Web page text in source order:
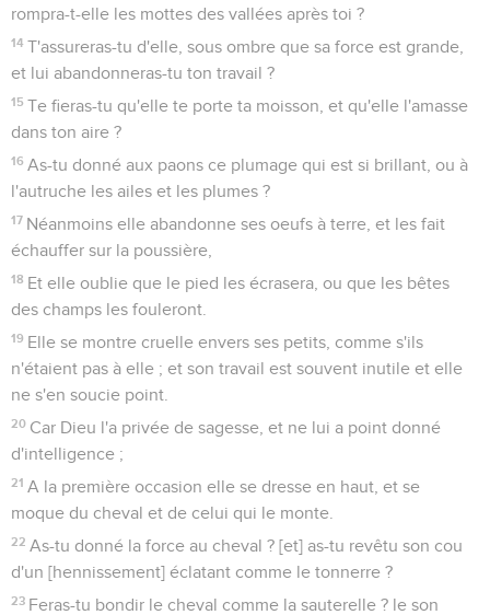
rompra-t-elle les mottes des vallées après toi ?
14 T'assureras-tu d'elle, sous ombre que sa force est grande,
et lui abandonneras-tu ton travail ?
15 Te fieras-tu qu'elle te porte ta moisson, et qu'elle l'amasse
dans ton aire ?
16 As-tu donné aux paons ce plumage qui est si brillant, ou à
l'autruche les ailes et les plumes ?
17 Néanmoins elle abandonne ses oeufs à terre, et les fait
échauffer sur la poussière,
18 Et elle oublie que le pied les écrasera, ou que les bêtes
des champs les fouleront.
19 Elle se montre cruelle envers ses petits, comme s'ils
n'étaient pas à elle ; et son travail est souvent inutile et elle
ne s'en soucie point.
20 Car Dieu l'a privée de sagesse, et ne lui a point donné
d'intelligence ;
21 A la première occasion elle se dresse en haut, et se
moque du cheval et de celui qui le monte.
22 As-tu donné la force au cheval ? [et] as-tu revêtu son cou
d'un [hennissement] éclatant comme le tonnerre ?
23 Feras-tu bondir le cheval comme la sauterelle ? le son